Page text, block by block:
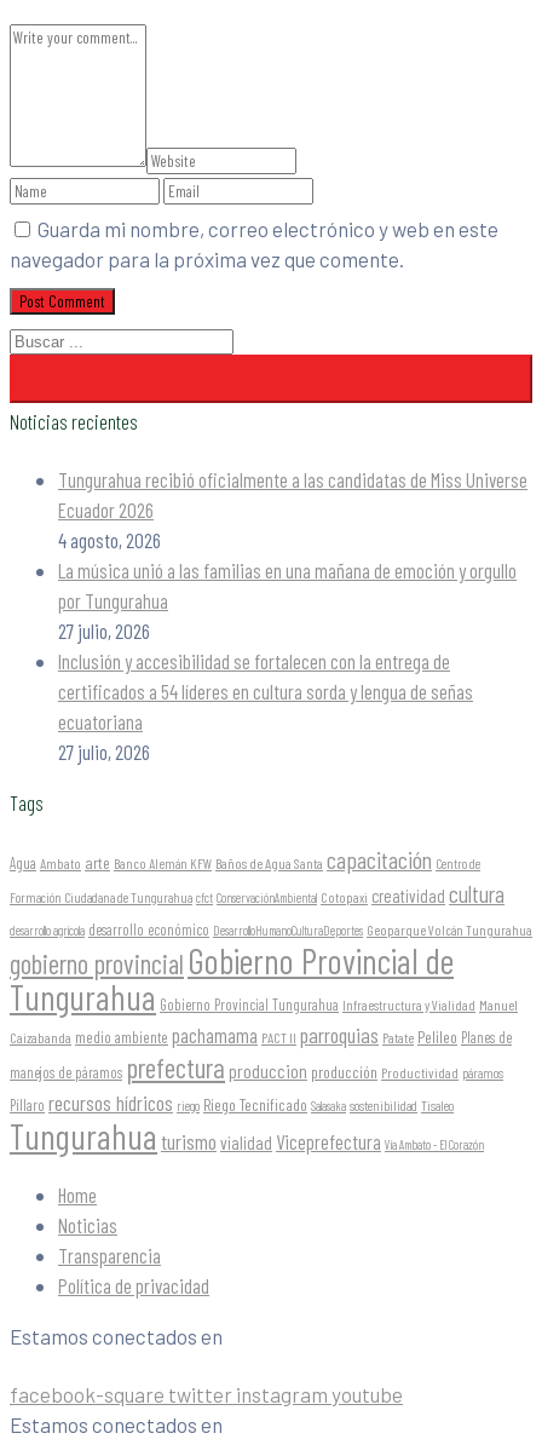
Guarda mi nombre, correo electrónico y web en este
navegador para la próxima vez que comente.
Noticias recientes
Tungurahua recibió oficialmente a las candidatas de Miss Universe
Ecuador 2026
4 agosto, 2026
La música unió a las familias en una mañana de emoción y orgullo
por Tungurahua
27 julio, 2026
Inclusión y accesibilidad se fortalecen con la entrega de
certificados a 54 líderes en cultura sorda y lengua de señas
ecuatoriana
27 julio, 2026
Tags
Agua Ambato arte Banco Alemán KFW Baños de Agua Santa capacitación Centro de
Formación Ciudadana de Tungurahua cfct ConservaciónAmbiental Cotopaxi creatividad cultura
desarrollo agrícola desarrollo económico DesarrolloHumanoCulturaDeportes Geoparque Volcán Tungurahua
gobierno provincial Gobierno Provincial de
Tungurahua Gobierno Provincial Tungurahua Infraestructura y Vialidad Manuel
Caizabanda medio ambiente pachamama PACT II parroquias Patate Pelileo Planes de
manejos de páramos prefectura produccion producción Productividad páramos
Píllaro recursos hídricos riego Riego Tecnificado Salasaka sostenibilidad Tisaleo
Tungurahua turismo vialidad Viceprefectura Vía Ambato - El Corazón
Home
Noticias
Transparencia
Política de privacidad
Estamos conectados en
facebook-square twitter instagram youtube
Estamos conectados en